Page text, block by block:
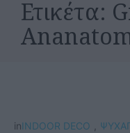
Ετικέτα:
inINDOOR DECO